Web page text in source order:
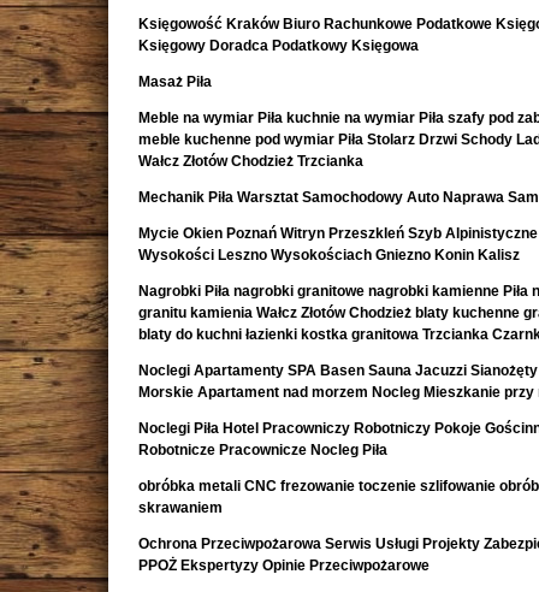
Księgowość Kraków Biuro Rachunkowe Podatkowe
Księgowy Doradca Podatkowy Księgowa
Masaż Piła
Meble na wymiar Piła kuchnie na wymiar Piła szafy pod
meble kuchenne pod wymiar Piła Stolarz Drzwi Schody
Wałcz Złotów Chodzież Trzcianka
Mechanik Piła Warsztat Samochodowy Auto Naprawa
Mycie Okien Poznań Witryn Przeszkleń Szyb
Wysokości Leszno Wysokościach Gniezno Konin Kalisz
Nagrobki Piła nagrobki granitowe nagrobki kamienne Piła
granitu kamienia Wałcz Złotów Chodzież blaty kuchenne
blaty do kuchni łazienki kostka granitowa Trzcianka
Noclegi Apartamenty SPA Basen Sauna Jacuzzi
Morskie Apartament nad morzem Nocleg Mieszkanie przy
Noclegi Piła Hotel Pracowniczy Robotniczy Pokoje
Robotnicze Pracownicze Nocleg Piła
obróbka metali CNC frezowanie toczenie szlifowanie
skrawaniem
Ochrona Przeciwpożarowa Serwis Usługi Projekty
PPOŻ Ekspertyzy Opinie Przeciwpożarowe